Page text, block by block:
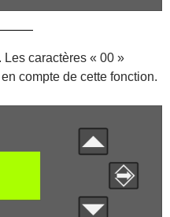
caractères « 00 »
compte de cette fonction.